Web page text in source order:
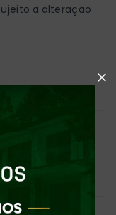
a alteração
é
Emma/SC